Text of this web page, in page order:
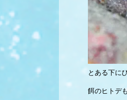
とある下に
餌のヒトデ